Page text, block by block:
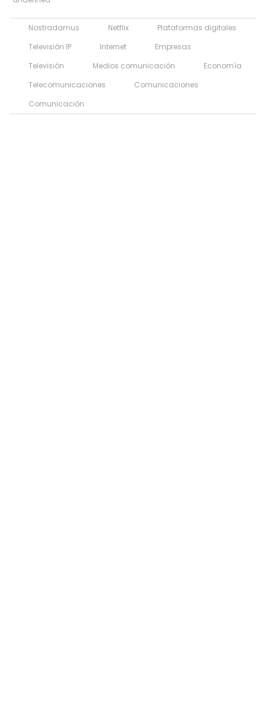
Nostradamus Netflix
Plataformas digitales
Televisión IP
Internet
Empresas
Televisión
Medios comunicación
Economía
Telecomunicaciones
Comunicaciones
Comunicación